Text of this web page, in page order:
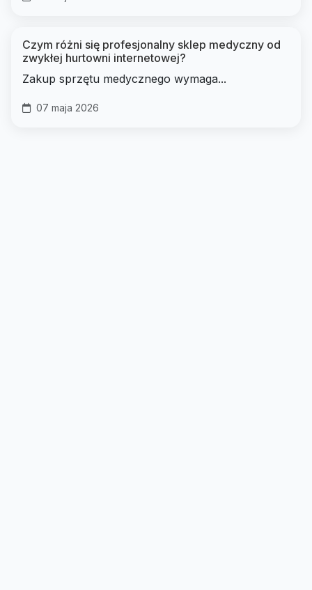
Czym różni się profesjonalny sklep medyczny od
zwykłej hurtowni internetowej?
Zakup sprzętu medycznego wymaga...
07 maja 2026